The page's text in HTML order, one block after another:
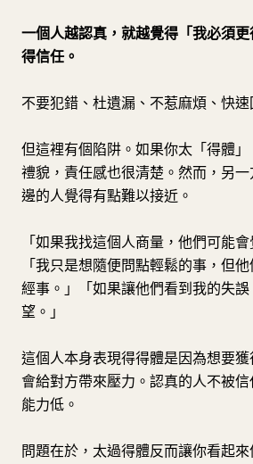
一個人越認真，就越覺得「我必須
得信任。
不要犯錯、杜遺漏、不惹麻煩、快速
但這裡有個陷阱。如果你太「得體
禮貌，責任感也很清楚。然而，另
邊的人覺得有點難以接近。
「如果我找這個人商量，他們可能會
「我只是想隨便問點輕鬆的事，但
經事。」「如果讓他們看到我的失
望。」
這個人本身表現得得體是因為想要
會給對方帶來壓力。認真的人不被
能力低。
問題在於，太過得體反而讓你看起